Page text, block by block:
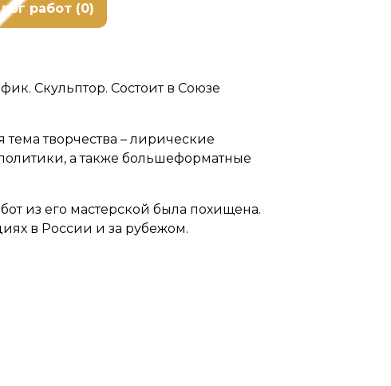
работ (0)
Скульптор. Состоит в Союзе
творчества – лирические
а также большеформатные
из его мастерской была похищена.
в России и за рубежом.